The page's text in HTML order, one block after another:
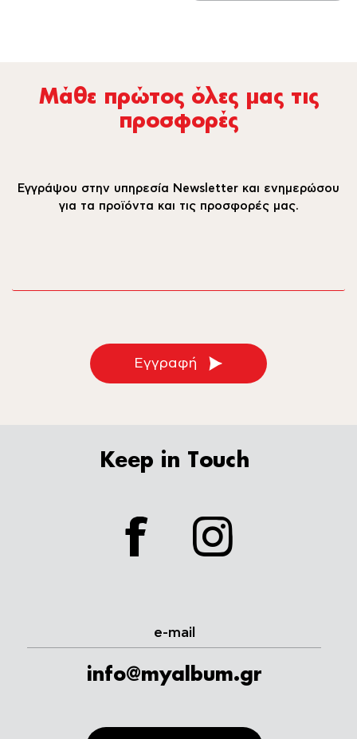
Μάθε πρώτος όλες µας τις
προσφορές
Εγγράψου στην υπηρεσία Newsletter και ενημερώσου
για τα προϊόντα και τις προσφορές μας.
Εγγραφή
Keep in Touch
facebook
e-mail
info@myalbum.gr